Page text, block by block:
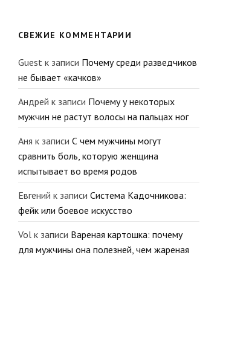
СВЕЖИЕ КОММЕНТАРИИ
Guest к записи Почему среди разведчиков
не бывает «качков»
Андрей к записи Почему у некоторых
мужчин не растут волосы на пальцах ног
Аня к записи С чем мужчины могут
сравнить боль, которую женщина
испытывает во время родов
Евгений к записи Система Кадочникова:
фейк или боевое искусство
Vol к записи Вареная картошка: почему
для мужчины она полезней, чем жареная